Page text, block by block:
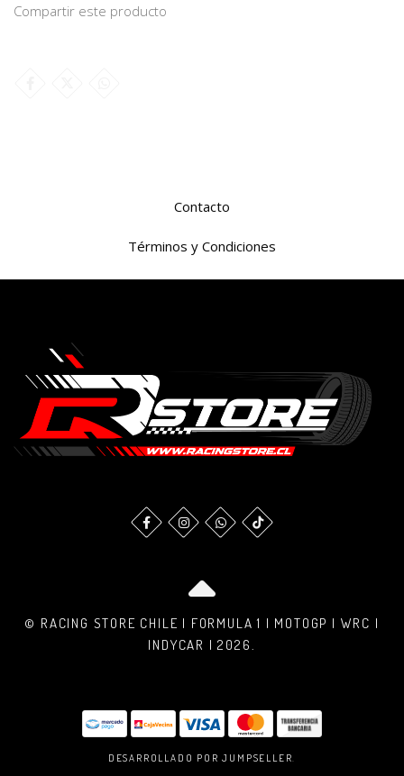
Compartir este producto
Contacto
Términos y Condiciones
© RACING STORE CHILE | FORMULA 1 | MOTOGP | WRC |
INDYCAR | 2026.
DESARROLLADO POR JUMPSELLER.